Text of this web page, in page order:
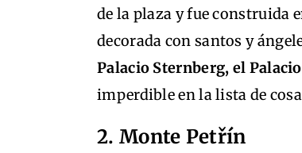
de la plaza y fue construida
decorada con santos y
Palacio Sternberg, el
imperdible en la lista de
2. Monte Petřín